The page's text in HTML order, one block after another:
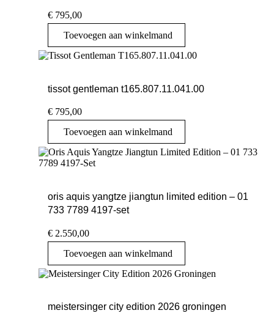
€ 795,00
Toevoegen aan winkelmand
tissot gentleman t165.807.11.041.00
€ 795,00
Toevoegen aan winkelmand
oris aquis yangtze jiangtun limited edition – 01
733 7789 4197-set
€ 2.550,00
Toevoegen aan winkelmand
meistersinger city edition 2026 groningen